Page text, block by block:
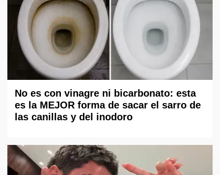
No es con vinagre ni bicarbonato: esta
es la MEJOR forma de sacar el sarro de
las canillas y del inodoro